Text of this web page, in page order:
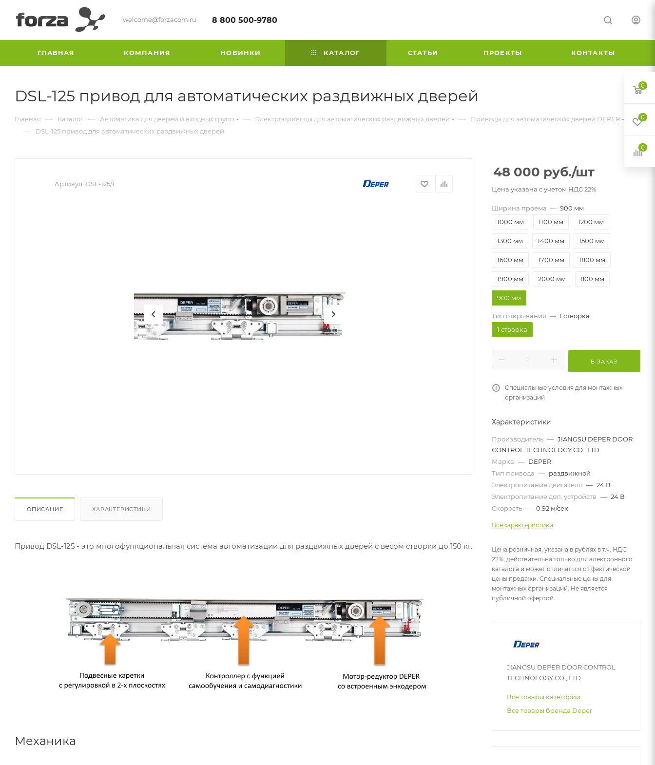
welcome@forzacom.ru 8 800 500-9780
ГЛАВНАЯ КОМПАНИЯ НОВИНКИ КАТАЛОГ СТАТЬИ ПРОЕКТЫ КОНТАКТЫ
DSL-125 привод для автоматических раздвижных дверей
Главная — Каталог — Автоматика для дверей и входных групп — Электроприводы для автоматических раздвижных дверей — Приводы для автоматических дверей DEPER
— DSL-125 привод для автоматических раздвижных дверей
Артикул: DSL-125/1
ОПИСАНИЕ ХАРАКТЕРИСТИКИ
Привод DSL-125 - это многофункциональная система автоматизации для раздвижных дверей с весом створки до 150 кг.
Механика
48 000 руб./шт
Цена указана с учетом НДС 22%
Ширина проема — 900 мм
1000 мм
1100 мм 1200 мм
1300 мм 1400 мм 1500 мм
1600 мм 1700 мм 1800 мм
1900 мм 2000 мм 800 мм
900 мм
Тип открывания — 1 створка
1 створка
В ЗАКАЗ
Специальные условия для монтажных
организаций
Характеристики
Производитель — JIANGSU DEPER DOOR
CONTROL TECHNOLOGY CO., LTD
Марка — DEPER
Тип привода — раздвижной
Электропитание двигателя — 24 В
Электропитание доп. устройств — 24 В
Скорость — 0.92 м/сек
Все характеристики
Цена розничная, указана в рублях в т.ч. НДС
22%, действительна только для электронного
каталога и может отличаться от фактической
цены продажи. Специальные цены для
монтажных организаций. Не является
публичной офертой.
JIANGSU DEPER DOOR CONTROL
TECHNOLOGY CO., LTD
Все товары категории
Все товары бренда Deper
0
0
0